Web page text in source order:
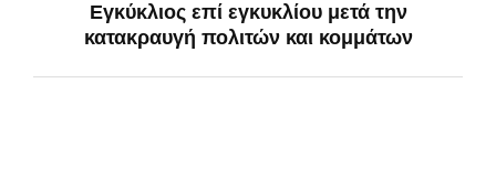
Εγκύκλιος επί εγκυκλίου μετά την
κατακραυγή πολιτών και κομμάτων